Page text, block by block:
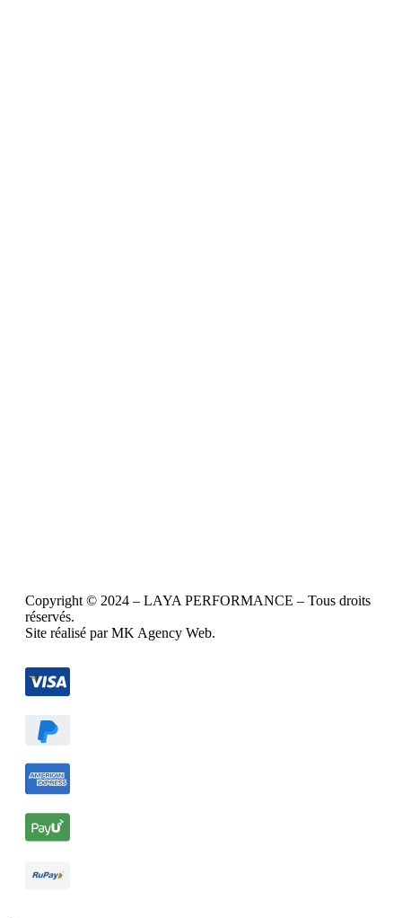
Copyright © 2024 – LAYA PERFORMANCE – Tous droits
réservés.
Site réalisé par MK Agency Web.